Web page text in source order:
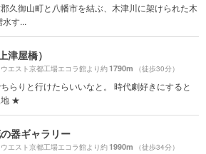
久御山町と八幡市を結ぶ、木津川に架けられた木
す...
津屋橋）
エスト京都工場エコラ館より約1790m （徒歩30分）
らりと行けたらいいなと。 時代劇好きにすると
地 ★
器ギャラリー
エスト京都工場エコラ館より約1990m （徒歩34分）